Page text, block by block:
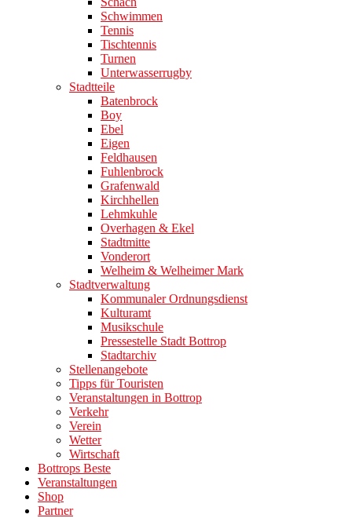
Schwimmen
Tennis
Tischtennis
Turnen
Unterwasserrugby
Stadtteile
Batenbrock
Boy
Ebel
Eigen
Feldhausen
Fuhlenbrock
Grafenwald
Kirchhellen
Lehmkuhle
Overhagen & Ekel
Stadtmitte
Vonderort
Welheim & Welheimer Mark
Stadtverwaltung
Kommunaler Ordnungsdienst
Kulturamt
Musikschule
Pressestelle Stadt Bottrop
Stadtarchiv
Stellenangebote
Tipps für Touristen
Veranstaltungen in Bottrop
Verkehr
Verein
Wetter
Wirtschaft
Bottrops Beste
Veranstaltungen
Shop
Partner